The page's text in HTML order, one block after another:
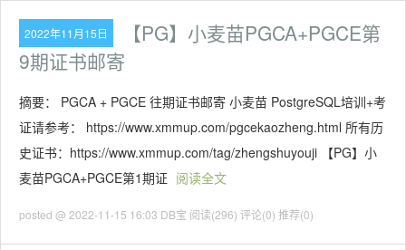
2022年11月15日
【PG】小麦苗PGCA+PGCE第
9期证书邮寄
摘要： PGCA + PGCE 往期证书邮寄 小麦苗 PostgreSQL培训+考
证请参考： https://www.xmmup.com/pgcekaozheng.html 所有历
史证书：https://www.xmmup.com/tag/zhengshuyouji 【PG】小
麦苗PGCA+PGCE第1期证 阅读全文
posted @ 2022-11-15 16:03 DB宝 阅读(296) 评论(0) 推荐(0)